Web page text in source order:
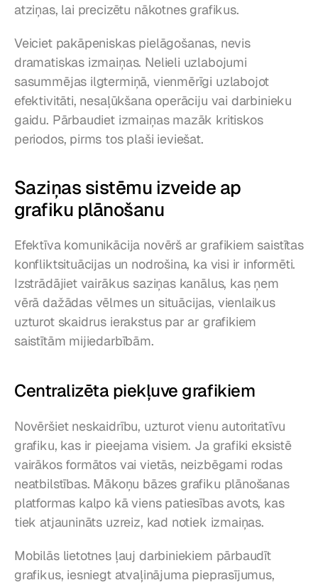
atziņas, lai precizētu nākotnes grafikus.
Veiciet pakāpeniskas pielāgošanas, nevis
dramatiskas izmaiņas. Nelieli uzlabojumi
sasummējas ilgtermiņā, vienmērīgi uzlabojot
efektivitāti, nesaļūkšana operāciju vai darbinieku
gaidu. Pārbaudiet izmaiņas mazāk kritiskos
periodos, pirms tos plaši ieviešat.
Saziņas sistēmu izveide ap
grafiku plānošanu
Efektīva komunikācija novērš ar grafikiem saistītas
konfliktsituācijas un nodrošina, ka visi ir informēti.
Izstrādājiet vairākus saziņas kanālus, kas ņem
vērā dažādas vēlmes un situācijas, vienlaikus
uzturot skaidrus ierakstus par ar grafikiem
saistītām mijiedarbībām.
Centralizēta piekļuve grafikiem
Novēršiet neskaidrību, uzturot vienu autoritatīvu
grafiku, kas ir pieejama visiem. Ja grafiki eksistē
vairākos formātos vai vietās, neizbēgami rodas
neatbilstības. Mākoņu bāzes grafiku plānošanas
platformas kalpo kā viens patiesības avots, kas
tiek atjaunināts uzreiz, kad notiek izmaiņas.
Mobilās lietotnes ļauj darbiniekiem pārbaudīt
grafikus, iesniegt atvaļinājuma pieprasījumus,